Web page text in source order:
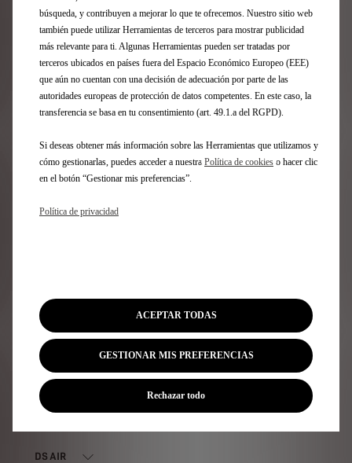
SISTEMA DE SONIDO FOCAL ELECTRA®
DS AIR
búsqueda, y contribuyen a mejorar lo que te ofrecemos. Nuestro sitio web
también puede utilizar Herramientas de terceros para mostrar publicidad
más relevante para ti. Algunas Herramientas pueden ser tratadas por
terceros ubicados en países fuera del Espacio Económico Europeo (EEE)
que aún no cuentan con una decisión de adecuación por parte de las
autoridades europeas de protección de datos competentes. En este caso, la
transferencia se basa en tu consentimiento (art. 49.1.a del RGPD).
Si deseas obtener más información sobre las Herramientas que utilizamos y
cómo gestionarlas, puedes acceder a nuestra Política de cookies o hacer clic
en el botón “Gestionar mis preferencias”.
Política de privacidad
GESTIONAR MIS PREFERENCIAS
ACEPTAR TODAS
Rechazar todo